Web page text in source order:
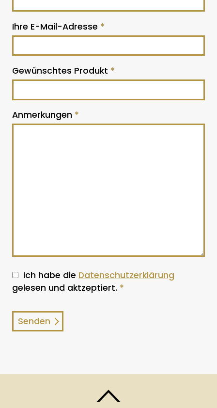
Ihre E-Mail-Adresse *
Gewünschtes Produkt *
Anmerkungen *
Ich habe die Datenschutzerklärung
gelesen und aktzeptiert. *